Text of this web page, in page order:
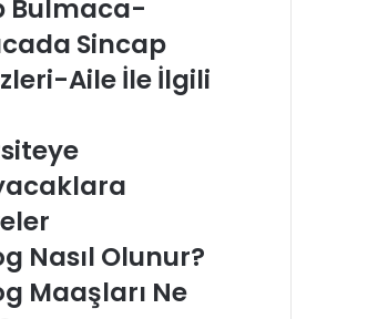
Bulmaca-
Sincap
Aile İle İlgili
Nasıl Olunur?
Maaşları Ne